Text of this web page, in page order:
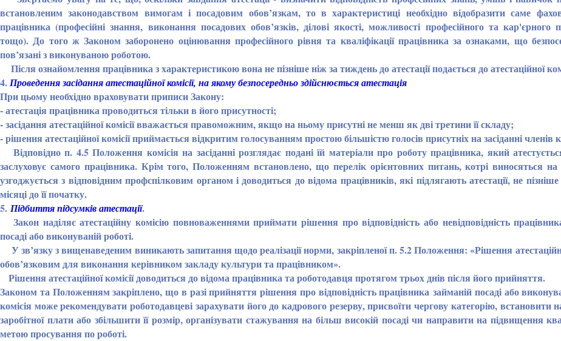
встановленим законодавством вимогам і посадовим обов’язкам, то в характеристиці необхідно відобразити саме
працівника (професійні знання, виконання посадових обов’язків, ділові якості, можливості професійного та кар'єрного
тощо). До того ж Законом заборонено оцінювання професійного рівня та кваліфікації працівника за ознаками, що
пов’язані з виконуваною роботою.
Після ознайомлення працівника з характеристикою вона не пізніше ніж за тиждень до атестації подається до атестаційної
4.Проведення засідання атестаційної комісії, на якому безпосередньо здійснюється атестація
При цьому необхідно враховувати приписи Закону:
- атестація працівника проводиться тільки в його присутності;
- засідання атестаційної комісії вважається правоможним, якщо на ньому присутні не менш як дві третини її складу;
- рішення атестаційної комісії приймається відкритим голосуванням простою більшістю голосів присутніх на засіданні членів
Відповідно п. 4.5 Положення комісія на засіданні розглядає подані їй матеріали про роботу працівника, який
заслуховує самого працівника. Крім того, Положенням встановлено, що перелік орієнтовних питань, котрі виносяться на
узгоджується з відповідним профспілковим органом і доводиться до відома працівників, які підлягають атестації, не
місяці до її початку.
5. Підбиття підсумків атестації.
Закон наділяє атестаційну комісію повноваженнями приймати рішення про відповідність або невідповідність
посаді або виконуваній роботі.
У зв’язку з вищенаведеним виникають запитання щодо реалізації норми, закріпленої п. 5.2 Положення: «Рішення
обов’язковим для виконання керівником закладу культури та працівником».
Рішення атестаційної комісії доводиться до відома працівника та роботодавця протягом трьох днів після його прийняття.
Законом та Положенням закріплено, що в разі прийняття рішення про відповідність працівника займаній посаді або
комісія може рекомендувати роботодавцеві зарахувати його до кадрового резерву, присвоїти чергову категорію, встановити
заробітної плати або збільшити її розмір, організувати стажування на більш високій посаді чи направити на підвищення
метою просування по роботі.